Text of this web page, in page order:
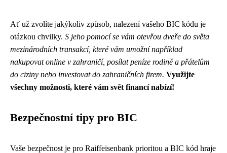
Ať už zvolíte jakýkoliv způsob, nalezení vašeho BIC kódu je
otázkou chvilky. S jeho pomocí se vám otevřou dveře do světa
mezinárodních transakcí, které vám umožní například
nakupovat online v zahraničí, posílat peníze rodině a přátelům
do ciziny nebo investovat do zahraničních firem. Využijte
všechny možnosti, které vám svět financí nabízí!
Bezpečnostní tipy pro BIC
Vaše bezpečnost je pro Raiffeisenbank prioritou a BIC kód hraje